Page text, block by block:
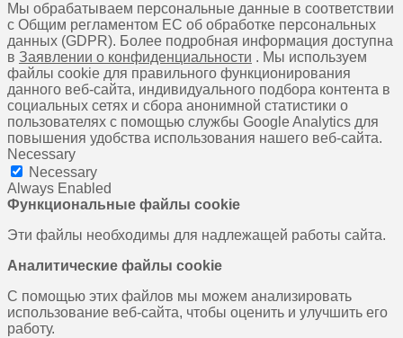
Мы обрабатываем персональные данные в соответствии
с Общим регламентом ЕС об обработке персональных
данных (GDPR). Более подробная информация доступна
в Заявлении о конфиденциальности . Мы используем
файлы cookie для правильного функционирования
данного веб-сайта, индивидуального подбора контента в
социальных сетях и сбора анонимной статистики о
пользователях с помощью службы Google Analytics для
повышения удобства использования нашего веб-сайта.
Necessary
Necessary
Always Enabled
Функциональные файлы cookie
Эти файлы необходимы для надлежащей работы сайта.
Аналитические файлы cookie
С помощью этих файлов мы можем анализировать
использование веб-сайта, чтобы оценить и улучшить его
работу.